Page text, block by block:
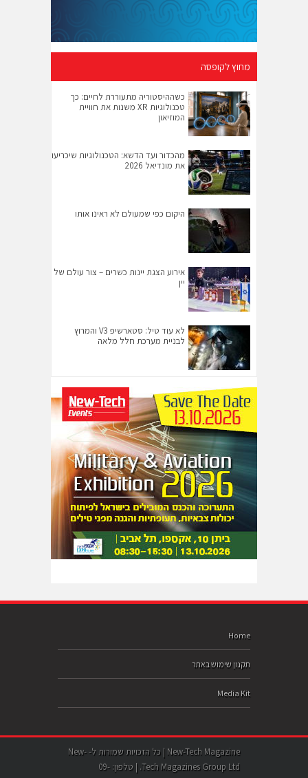
מחוץ לקופסה
כשההיסטוריה מתעוררת לחיים: כך
טכנולוגיות XR משנות את חוויית
המוזיאון
מהכדור ועד הדשא: הטכנולוגיות שיכריעו
את מונדיאל 2026
היקום כפי שמעולם לא ראינו אותו
אירוע הצגת יינות כשרים – צור עולם של
יין
לא עוד טיל: סטארשיפ V3 והמרוץ
לבניית מערכת חלל מלאה
Home
תקנון שימוש באתר
Media Kit
New-Tech Magazine | כל הזכויות שמורות ל- New-
Tech Magazines Group Ltd. | טלפון: 09-